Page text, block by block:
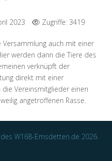
2023 Zugriffe: 3419
auch mit einer
werden dann die Tiere des
verknüpft der
direkt mit einer
Vereinsmitglieder einen
angetroffenen Rasse.
W168-Emsdetten.de 2026.